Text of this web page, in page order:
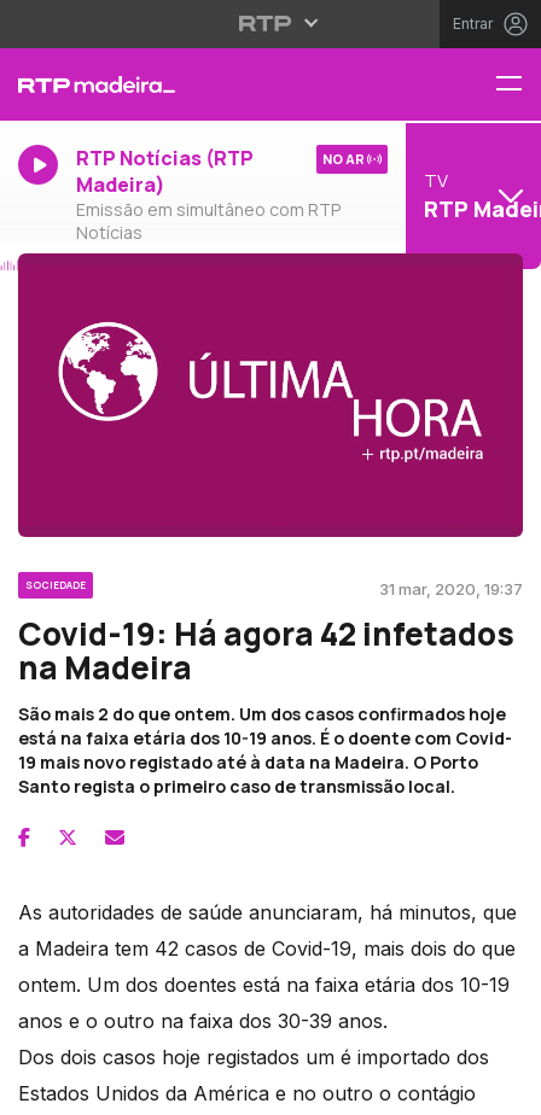
Entrar
RTP Notícias (RTP
Madeira)
Emissão em simultâneo com RTP
Notícias
NO AR
TV
RTP
SOCIEDADE 31 mar, 2020, 19:37
Covid-19: Há agora 42 infetados
na Madeira
São mais 2 do que ontem. Um dos casos confirmados hoje
está na faixa etária dos 10-19 anos. É o doente com Covid-
19 mais novo registado até à data na Madeira. O Porto
Santo regista o primeiro caso de transmissão local.
As autoridades de saúde anunciaram, há minutos, que
a Madeira tem 42 casos de Covid-19, mais dois do que
ontem. Um dos doentes está na faixa etária dos 10-19
anos e o outro na faixa dos 30-39 anos.
Dos dois casos hoje registados um é importado dos
Estados Unidos da América e no outro o contágio